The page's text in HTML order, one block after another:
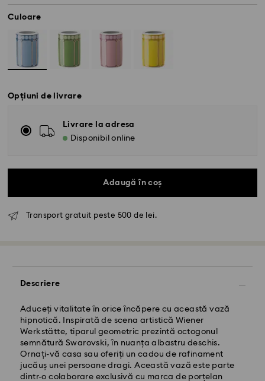
Culoare
Opțiuni de livrare
Livrare la adresa
Disponibil online
Adaugă în coș
Transport gratuit peste 500 de lei.
Descriere
Aduceți vitalitate în orice încăpere cu această vază
hipnotică. Inspirată de scena artistică Wiener
Werkstätte, tiparul geometric prezintă octogonul
semnătură Swarovski, în nuanța albastru deschis.
Ornați-vă casa sau oferiți un cadou de rafinament
jucăuș unei persoane dragi. Această vază este parte
dintr-o colaborare exclusivă cu marca de porțelan
lucrătoare.
procesare și expediere
Costul de expediere standard: RON 30
Livrare standard gratuită peste: RON 500
Livrare expres -